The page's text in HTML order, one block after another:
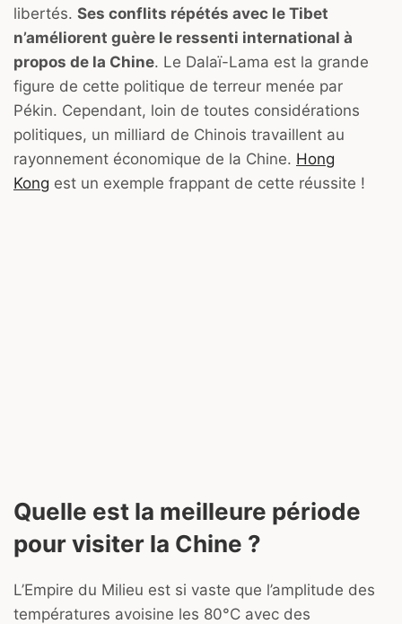
libertés. Ses conflits répétés avec le Tibet
n’améliorent guère le ressenti international à
propos de la Chine. Le Dalaï-Lama est la grande
figure de cette politique de terreur menée par
Pékin. Cependant, loin de toutes considérations
politiques, un milliard de Chinois travaillent au
rayonnement économique de la Chine. Hong
Kong est un exemple frappant de cette réussite !
Quelle est la meilleure période
pour visiter la Chine ?
L’Empire du Milieu est si vaste que l’amplitude des
températures avoisine les 80°C avec des